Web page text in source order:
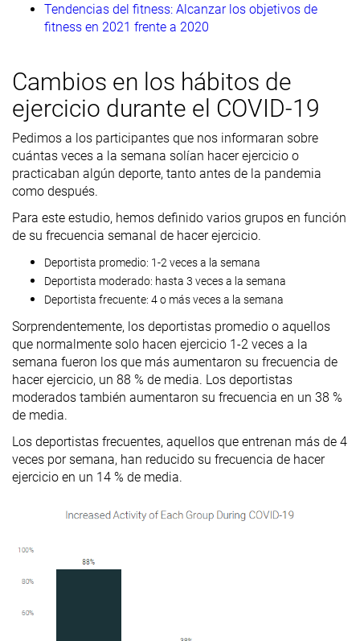
Tendencias del fitness: Alcanzar los objetivos de
fitness en 2021 frente a 2020
Cambios en los hábitos de
ejercicio durante el COVID-19
Pedimos a los participantes que nos informaran sobre
cuántas veces a la semana solían hacer ejercicio o
practicaban algún deporte, tanto antes de la pandemia
como después.
Para este estudio, hemos definido varios grupos en función
de su frecuencia semanal de hacer ejercicio.
Deportista promedio: 1-2 veces a la semana
Deportista moderado: hasta 3 veces a la semana
Deportista frecuente: 4 o más veces a la semana
Sorprendentemente, los deportistas promedio o aquellos
que normalmente solo hacen ejercicio 1-2 veces a la
semana fueron los que más aumentaron su frecuencia de
hacer ejercicio, un 88 % de media. Los deportistas
moderados también aumentaron su frecuencia en un 38 %
de media.
Los deportistas frecuentes, aquellos que entrenan más de 4
veces por semana, han reducido su frecuencia de hacer
ejercicio en un 14 % de media.